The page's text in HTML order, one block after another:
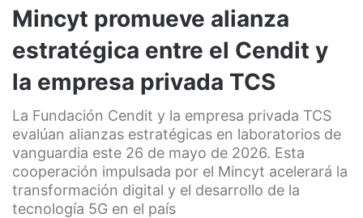
Mincyt promueve alianza
estratégica entre el Cendit y
la empresa privada TCS
La Fundación Cendit y la empresa privada TCS
evalúan alianzas estratégicas en laboratorios de
vanguardia este 26 de mayo de 2026. Esta
cooperación impulsada por el Mincyt acelerará la
transformación digital y el desarrollo de la
tecnología 5G en el país